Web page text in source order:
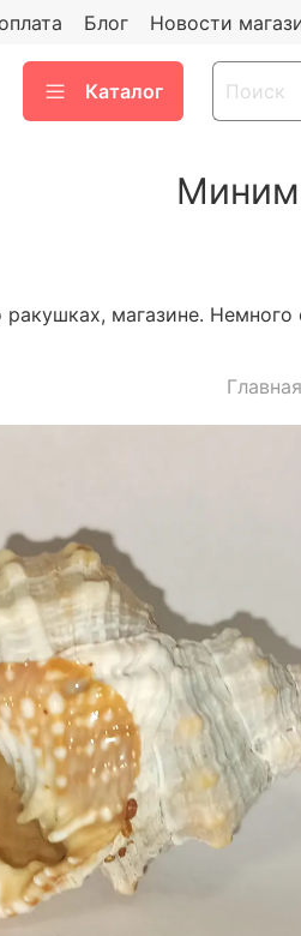
Блог Новости
Каталог
магазине. Немного
Главная